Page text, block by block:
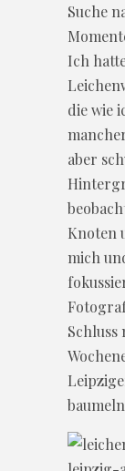
Suche
Ich
die wie
aber
Knoten
mich
Schluss